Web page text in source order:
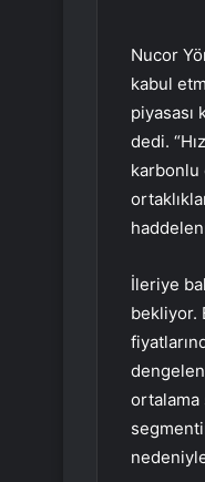
Nucor
kabul
piyasası
dedi.
karbonlu
İleriye
bekliyor.
ortalama